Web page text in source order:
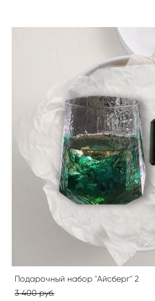
Подарочный набор "Айсберг" 2
3 400 pуб.